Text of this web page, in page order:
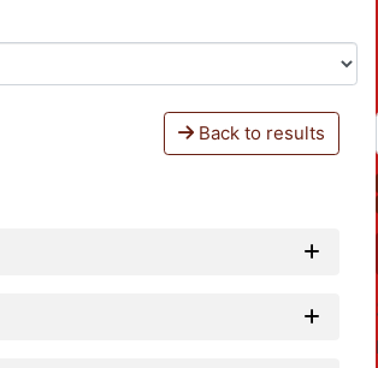
Back to results